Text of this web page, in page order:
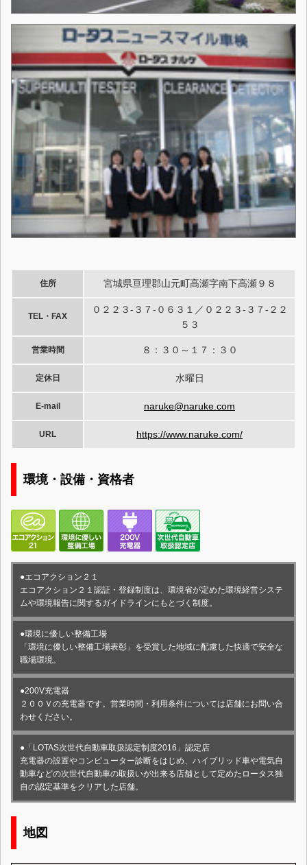
住所 宮城県亘理郡山元町高瀬字南下高瀬９８
TEL・FAX
０２２３-３７-０６３１／０２２３-３７-２２
５３
営業時間 ８：３０～１７：３０
定休日 水曜日
E-mail naruke@naruke.com
URL https://www.naruke.com/
環境・設備・資格者
●エコアクション２１
エコアクション２１認証・登録制度は、環境省が定めた環境経営システ
ムや環境報告に関するガイドラインにもとづく制度。
●環境に優しい整備工場
「環境に優しい整備工場表彰」を受賞した地域に配慮した快適で安全な
職場環境。
●200V充電器
２００Ｖの充電器です。営業時間・利用条件については店舗にお問い合
わせください。
●「LOTAS次世代自動車取扱認定制度2016」認定店
充電器の設置やコンピューター診断をはじめ、ハイブリッド車や電気自
動車などの次世代自動車の取扱いが出来る店舗として定めたロータス独
自の認定基準をクリアした店舗。
地図